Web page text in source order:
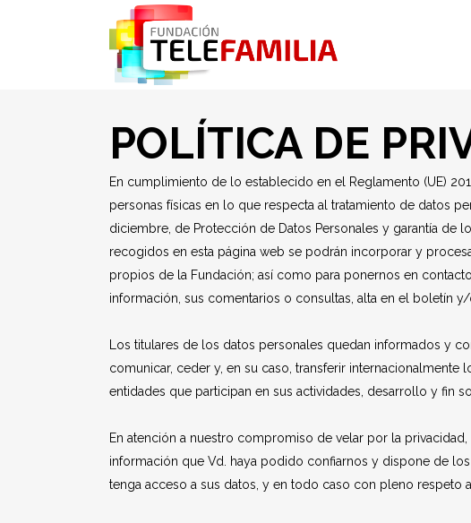
POLÍTICA DE
En cumplimiento de lo establecido en el Reglamento (UE)
personas físicas en lo que respecta al tratamiento de datos
diciembre, de Protección de Datos Personales y garantía de
recogidos en esta página web se podrán incorporar y
propios de la Fundación; así como para ponernos en
información, sus comentarios o consultas, alta en el boletín
Los titulares de los datos personales quedan informados y
comunicar, ceder y, en su caso, transferir internacionalmente
entidades que participan en sus actividades, desarrollo y fin
En atención a nuestro compromiso de velar por la
información que Vd. haya podido confiarnos y dispone de
tenga acceso a sus datos, y en todo caso con pleno respeto a